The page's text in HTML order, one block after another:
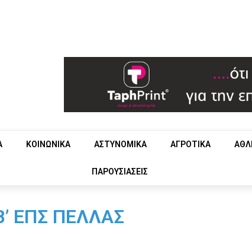
ΚΟΙΝΩΝΙΚΑ ΑΣΤΥΝΟΜΙΚΑ ΑΓΡΟΤΙΚΑ
ΠΑΡΟΥΣΙΑΣΕΙΣ
ΕΠΣ ΠΕΛΛΑΣ